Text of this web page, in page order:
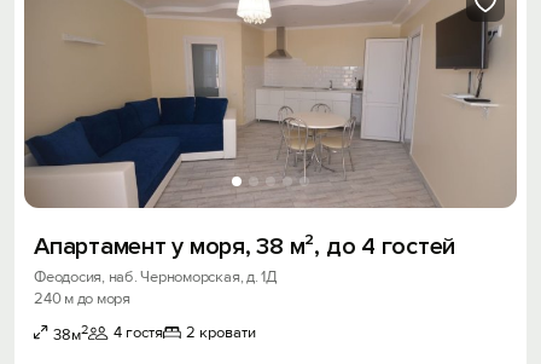
Апартамент у моря, 38 м², до 4 гостей
Феодосия, наб. Черноморская, д. 1Д
240 м до моря
38м2 4 гостя 2 кровати